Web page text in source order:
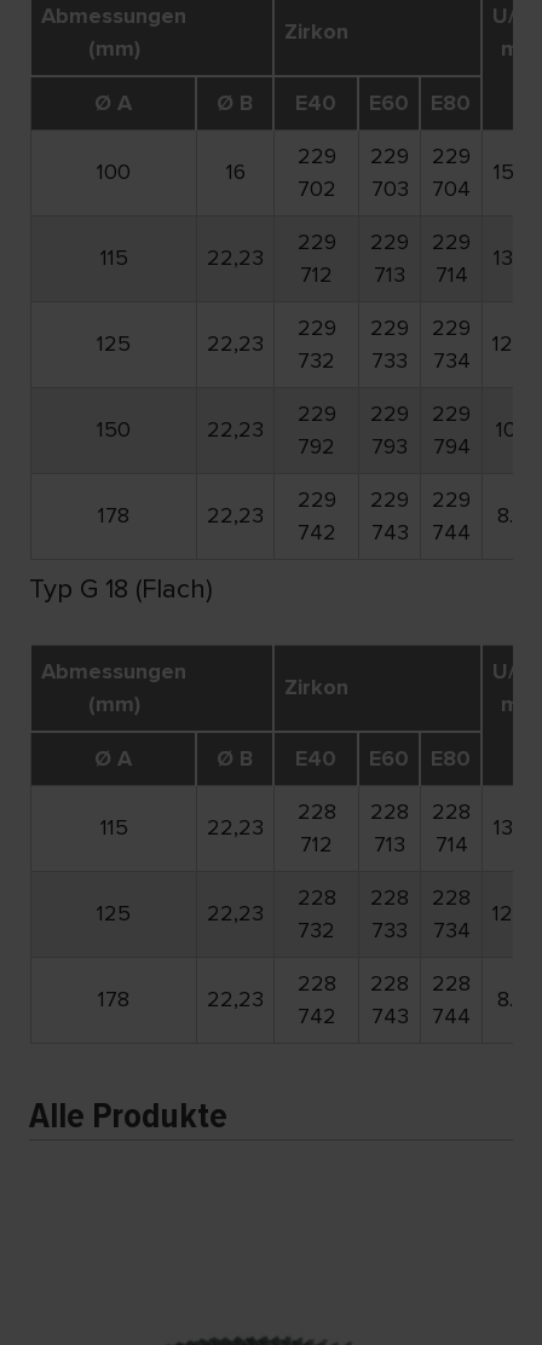
Abmessungen
(mm)
Zirkon
U/
Ø A Ø B E40 E60 E80
100 16
229
702
229
703
229
704
115 22,23
229
712
229
713
229
714
125 22,23
229
732
229
733
229
734
150 22,23
229
792
229
793
229
794
178 22,23
229
742
229
743
229
744
Typ G 18 (Flach)
Abmessungen
(mm)
Zirkon
U/
Ø A Ø B E40 E60 E80
115 22,23
228
712
228
713
228
714
125 22,23
228
732
228
733
228
734
178 22,23
228
742
228
743
228
744
Alle Produkte